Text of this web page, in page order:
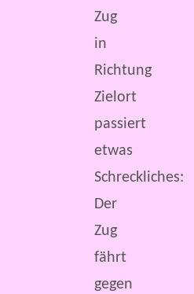
Zug
in
Richtung
Zielort
passiert
etwas
Schreckliches:
Der
Zug
fährt
gegen